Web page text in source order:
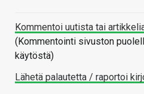
Kommentoi uutista tai
(Kommentointi sivuston
käytöstä)
Lähetä palautetta / raportoi